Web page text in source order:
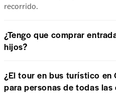
recorrido.
¿Tengo que comprar
hijos?
¿El tour en bus turístico en
para personas de todas las